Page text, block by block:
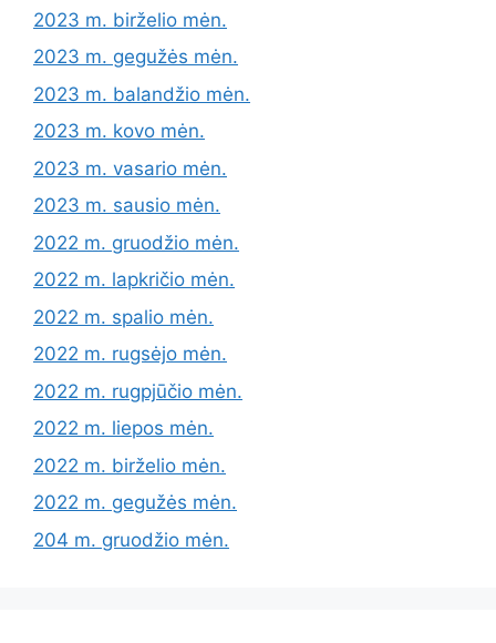
2023 m. birželio mėn.
2023 m. gegužės mėn.
2023 m. balandžio mėn.
2023 m. kovo mėn.
2023 m. vasario mėn.
2023 m. sausio mėn.
2022 m. gruodžio mėn.
2022 m. lapkričio mėn.
2022 m. spalio mėn.
2022 m. rugsėjo mėn.
2022 m. rugpjūčio mėn.
2022 m. liepos mėn.
2022 m. birželio mėn.
2022 m. gegužės mėn.
204 m. gruodžio mėn.